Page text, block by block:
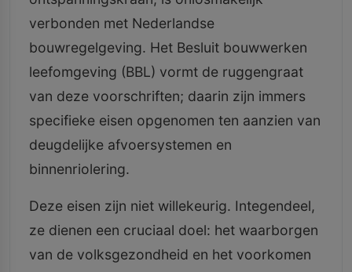
verbonden met Nederlandse
bouwregelgeving. Het Besluit bouwwerken
leefomgeving (BBL) vormt de ruggengraat
van deze voorschriften; daarin zijn immers
specifieke eisen opgenomen ten aanzien van
deugdelijke afvoersystemen en
binnenriolering.
Deze eisen zijn niet willekeurig. Integendeel,
ze dienen een cruciaal doel: het waarborgen
van de volksgezondheid en het voorkomen